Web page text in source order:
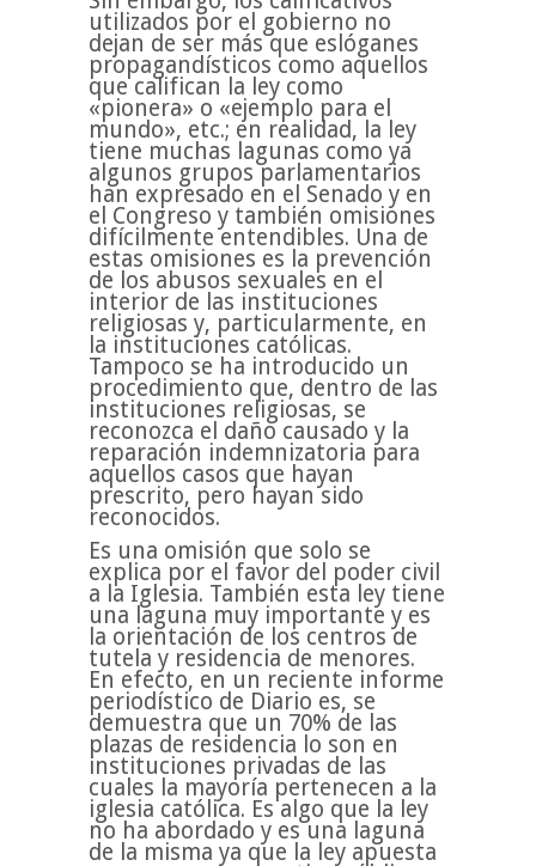
utilizados por el gobierno no
dejan de ser más que eslóganes
propagandísticos como aquellos
que califican la ley como
«pionera» o «ejemplo para el
mundo», etc.; en realidad, la ley
tiene muchas lagunas como ya
algunos grupos parlamentarios
han expresado en el Senado y en
el Congreso y también omisiones
difícilmente entendibles. Una de
estas omisiones es la prevención
de los abusos sexuales en el
interior de las instituciones
religiosas y, particularmente, en
la instituciones católicas.
Tampoco se ha introducido un
procedimiento que, dentro de las
instituciones religiosas, se
reconozca el daño causado y la
reparación indemnizatoria para
aquellos casos que hayan
prescrito, pero hayan sido
reconocidos.
Es una omisión que solo se
explica por el favor del poder civil
a la Iglesia. También esta ley tiene
una laguna muy importante y es
la orientación de los centros de
tutela y residencia de menores.
En efecto, en un reciente informe
periodístico de Diario es, se
demuestra que un 70% de las
plazas de residencia lo son en
instituciones privadas de las
cuales la mayoría pertenecen a la
iglesia católica. Es algo que la ley
no ha abordado y es una laguna
de la misma ya que la ley apuesta